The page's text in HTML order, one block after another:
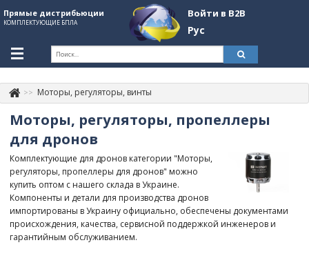
Прямые дистрибьюции
КОМПЛЕКТУЮЩИЕ БПЛА
Войти в B2B
Рус
+380507774092 Контакты
About Company
Обзоры
Категории
Бренды
Моторы, регуляторы, винты
Моторы, регуляторы, пропеллеры
для дронов
Комплектующие для дронов категории "Моторы,
регуляторы, пропеллеры для дронов" можно
купить оптом с нашего склада в Украине.
Компоненты и детали для производства дронов
импортированы в Украину официально, обеспечены документами
происхождения, качества, сервисной поддержкой инженеров и
гарантийным обслуживанием.